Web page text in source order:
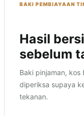
BAKI PEMBIAYAAN
Hasil
sebelum
Baki pinjaman,
diperiksa supaya
tekanan.